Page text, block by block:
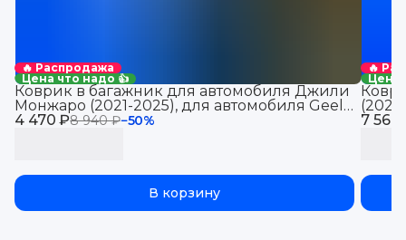
🔥 Распродажа
Цена что надо 👍
4 470 ₽8 940 ₽−50%
Коврик в багажник для автомобиля Джили
Монжаро (2021-2025), для автомобиля Geely
Monjaro, EVA 3D
В корзину
🔥
Цена
7 560